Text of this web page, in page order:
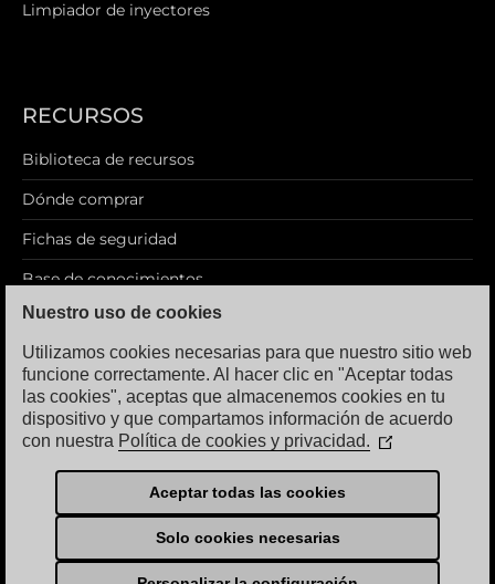
Nuestro uso de cookies
Utilizamos cookies necesarias para que nuestro sitio web
funcione correctamente. Al hacer clic en "Aceptar todas
las cookies", aceptas que almacenemos cookies en tu
dispositivo y que compartamos información de acuerdo
con nuestra Política de cookies y privacidad. (Se
abre
una
ventana)
Aceptar todas las cookies
Solo cookies necesarias
Limpiador de inyectores
RECURSOS
Biblioteca de recursos
Dónde comprar
Fichas de seguridad
Base de conocimientos
Blog
AVISO LEGAL
Política de privacidad
Términos de uso